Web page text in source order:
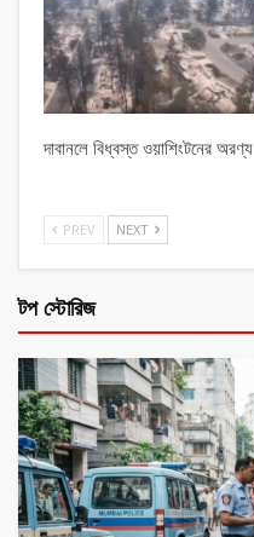
দাবানলে বিধ্বস্ত ওয়াশিংটনের অরণ্য
PREV NEXT
টপ স্টোরিজ